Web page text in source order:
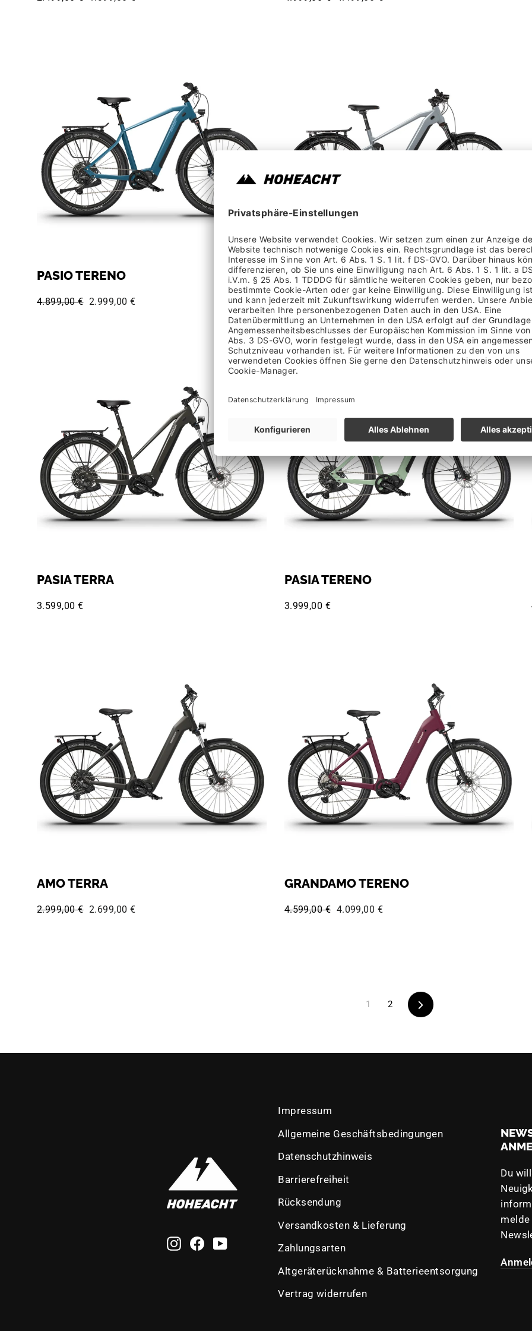
PASIO TERENO
Normaler Preis:
4.899,00 € Sonderpreis:
2.999,00 €
MOLA TERENO
3.499,00 €
PASIA TERRA
3.599,00 €
PASIA TERENO
3.999,00 €
AMO TERRA
Normaler Preis:
2.999,00 € Sonderpreis:
2.699,00 €
GRANDAMO TERENO
Normaler Preis:
4.599,00 € Sonderpreis:
4.099,00 €
1 2 Vorwärts
Instagram
FacebookYouTube
Impressum
Allgemeine Geschäftsbedingungen
Datenschutzhinweis
Barrierefreiheit
Rücksendung
Versandkosten & Lieferung
Zahlungsarten
Altgeräterücknahme & Batterieentsorgung
Vertrag widerrufen
Du
melde